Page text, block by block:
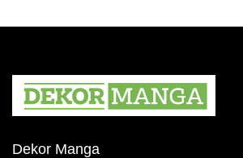
Dekor Manga